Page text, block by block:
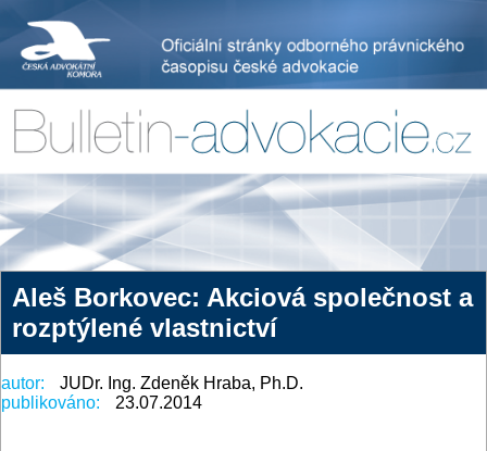
Aleš Borkovec: Akciová společnost a
rozptýlené vlastnictví
autor:
JUDr. Ing. Zdeněk Hraba, Ph.D.
publikováno:
23.07.2014